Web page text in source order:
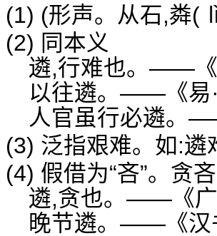
(1) (形声。从石,粦(
(2) 同本义
遴,行难也。——《
以往遴。——《易·
人官虽行必遴。
(3) 泛指艰难。如:
(4) 假借为“吝”。贪吝
遴,贪也。——《广
晚节遴。——《汉